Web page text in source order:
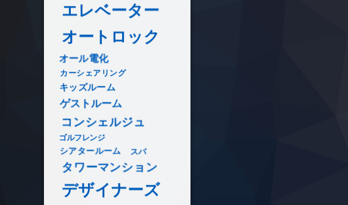
エレベーター
オートロック
オール電化
カーシェアリング
キッズルーム
ゲストルーム
コンシェルジュ
ゴルフレンジ
シアタールーム スパ
タワーマンション
デザイナーズ